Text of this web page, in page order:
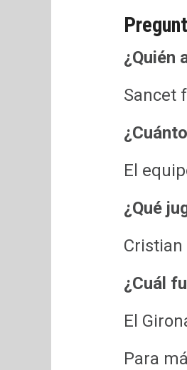
¿Quién
Sancet
El
¿Qué
¿Cuál
El
Para